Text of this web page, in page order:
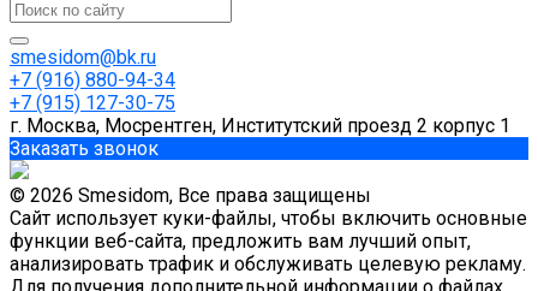
smesidom@bk.ru
+7 (916) 880-94-34
+7 (915) 127-30-75
г. Москва, Мосрентген, Институтский проезд 2 корпус 1
Заказать звонок
© 2026 Smesidom, Все права защищены
Сайт использует куки-файлы, чтобы включить основные
функции веб-сайта, предложить вам лучший опыт,
анализировать трафик и обслуживать целевую рекламу.